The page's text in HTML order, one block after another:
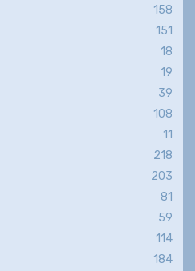
158
151
18
19
39
108
11
218
203
81
59
114
184